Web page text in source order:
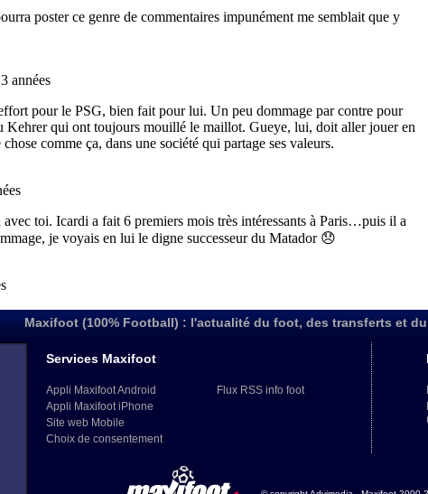
Maxifoot (100% Football) : l'actualité du foot, des transferts et
Services Maxifoot
Appli Maxifoot Android
Appli Maxifoot iPhone
Site web Mobile
Choix de consentement
Flux RSS info foot